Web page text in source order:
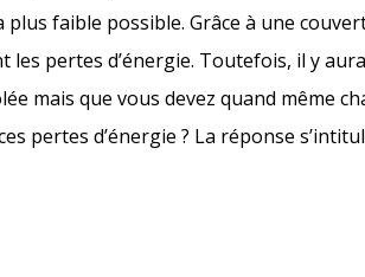
faible possible. Grâce à une
les pertes d’énergie. Toutefois, il y
mais que vous devez quand même
pertes d’énergie ? La réponse